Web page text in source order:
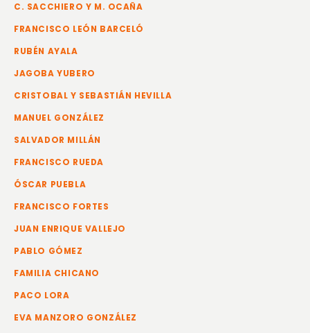
C. SACCHIERO Y M. OCAÑA
FRANCISCO LEÓN BARCELÓ
RUBÉN AYALA
JAGOBA YUBERO
CRISTOBAL Y SEBASTIÁN HEVILLA
MANUEL GONZÁLEZ
SALVADOR MILLÁN
FRANCISCO RUEDA
ÓSCAR PUEBLA
FRANCISCO FORTES
JUAN ENRIQUE VALLEJO
PABLO GÓMEZ
FAMILIA CHICANO
PACO LORA
EVA MANZORO GONZÁLEZ